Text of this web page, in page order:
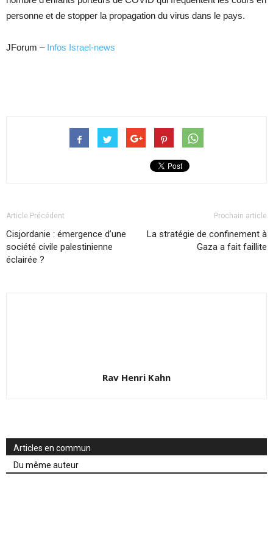
personne et de stopper la propagation du virus dans le pays.
JForum ‒ Infos Israel-news
Article Précédent
Cisjordanie : émergence d’une
société civile palestinienne
éclairée ?
Prochain article
La stratégie de confinement à
Gaza a fait faillite
Rav Henri Kahn
Articles en commun
Du même auteur